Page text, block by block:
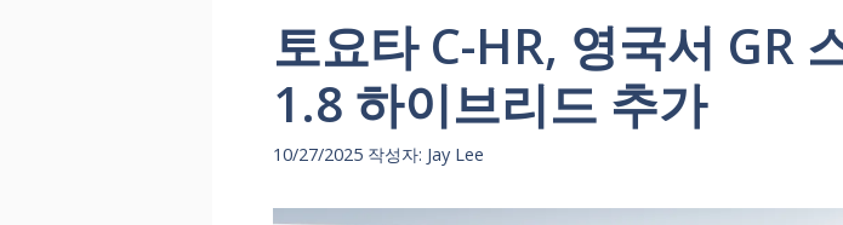
토요타 C-HR, 영국서 GR
1.8 하이브리드 추가
10/27/2025 작성자: Jay Lee